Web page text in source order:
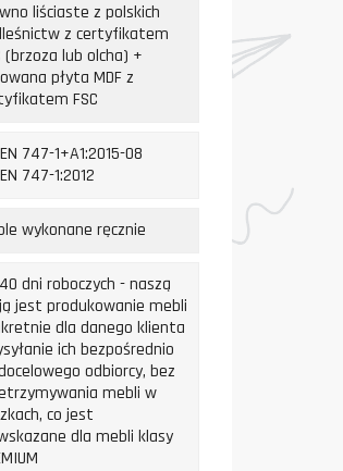
liściaste z polskich
z certyfikatem
(brzoza lub olcha) +
płyta MDF z
FSC
747-1+A1:2015-08
747-1:2012
wykonane ręcznie
dni roboczych - naszą
jest produkowanie mebli
dla danego klienta
ich bezpośrednio
odbiorcy, bez
mebli w
co jest
dla mebli klasy